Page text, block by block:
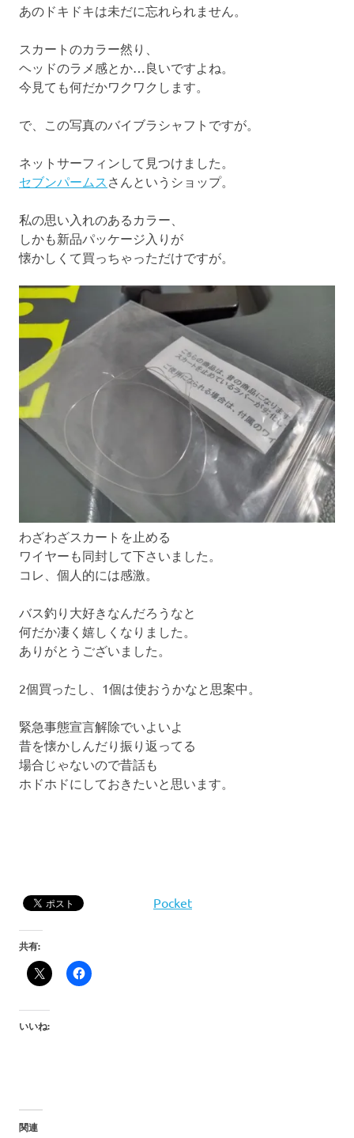
あのドキドキは未だに忘れられません。
スカートのカラー然り、
ヘッドのラメ感とか…良いですよね。
今見ても何だかワクワクします。
で、この写真のバイブラシャフトですが。
ネットサーフィンして見つけました。
セブンパームス さんというショップ。
私の思い入れのあるカラー、
しかも新品パッケージ入りが
懐かしくて買っちゃっただけですが。
わざわざスカートを止める
ワイヤーも同封して下さいました。
コレ、個人的には感激。
バス釣り大好きなんだろうなと
何だか凄く嬉しくなりました。
ありがとうございました。
2個買ったし、1個は使おうかなと思案中。
緊急事態宣言解除でいよいよ
昔を懐かしんだり振り返ってる
場合じゃないので昔話も
ホドホドにしておきたいと思います。
Pocket
共有:
いいね:
関連